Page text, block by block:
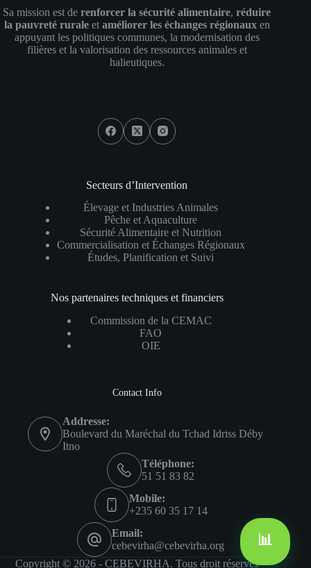
Sa mission est derenforcer la sécurité alimentaire,réduire
la pauvreté ruraleet améliorer les échanges régionauxen
appuyant les politiques communes, la modernisation des
filières et la valorisation des ressources animales et
halieutiques.
Secteurs d’Intervention
Élevage et Industries Animales
Pêche et Aquaculture
Sécurité Alimentaire et Nutrition
Commercialisation et Échanges Régionaux
Études, Planification et Suivi
Nos partenaires techniques et financiers
Commission de la CEMAC
FAO
OIE
Contact Info
Addresse:
Boulevard du Maréchal du Tchad Idriss Déby
Itno
Téléphone:
51 51 83 82
Mobile:
+235 60 35 17 14
Email:
cebevirha@cebevirha.org
Copyright © 2026 - CEBEVIRHA. Tous droit réservés
📊